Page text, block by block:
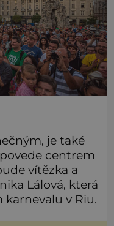
je také
centrem
vítězka a
Lálová, která
karnevalu v Riu.